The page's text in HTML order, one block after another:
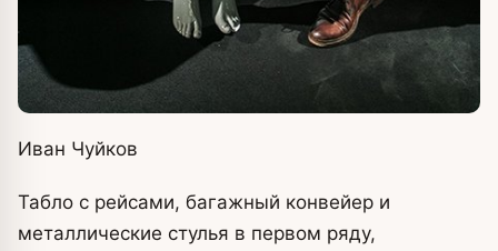
Иван Чуйков
Табло с рейсами, багажный конвейер и
металлические стулья в первом ряду,